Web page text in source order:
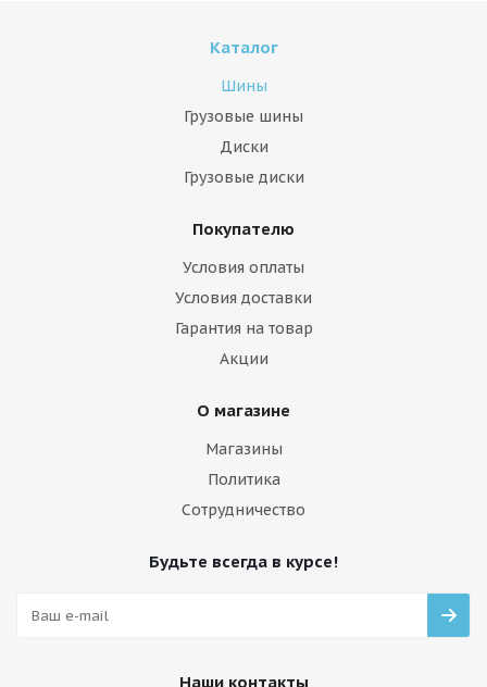
Каталог
Шины
Грузовые шины
Диски
Грузовые диски
Покупателю
Условия оплаты
Условия доставки
Гарантия на товар
Акции
О магазине
Магазины
Политика
Сотрудничество
Будьте всегда в курсе!
Наши контакты